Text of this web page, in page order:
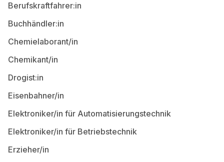
Berufskraftfahrer:in
Buchhändler:in
Chemielaborant/in
Chemikant/in
Drogist:in
Eisenbahner/in
Elektroniker/in für Automatisierungstechnik
Elektroniker/in für Betriebstechnik
Erzieher/in